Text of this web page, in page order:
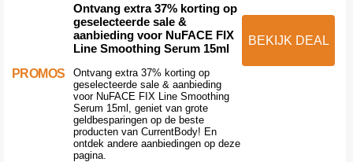
PROMOS
Ontvang extra 37% korting op
geselecteerde sale &
aanbieding voor NuFACE FIX
Line Smoothing Serum 15ml
Ontvang extra 37% korting op
geselecteerde sale & aanbieding
voor NuFACE FIX Line Smoothing
Serum 15ml, geniet van grote
geldbesparingen op de beste
producten van CurrentBody! En
ontdek andere aanbiedingen op deze
pagina.
BEKIJK DEAL